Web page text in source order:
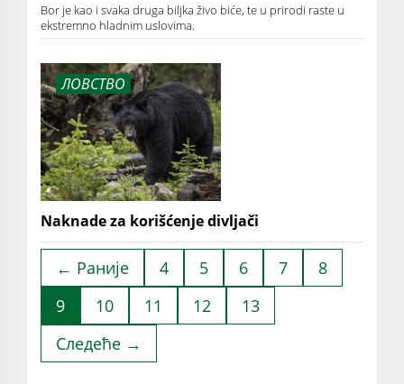
Bor je kao i svaka druga biljka živo biće, te u prirodi raste u
ekstremno hladnim uslovima.
ЛОВСТВО
Naknade za korišćenje divljači
← Раније 4 5 6 7
8
9
10 11 12
13
Следеће →